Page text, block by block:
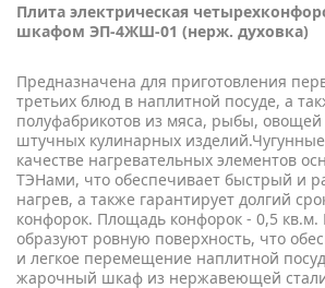
Плита электрическая
шкафом ЭП-4ЖШ-01 (нерж. духовка)
Предназначена для приготовления
третьих блюд в наплитной посуде, а
полуфабрикотов из мяса, рыбы,
штучных кулинарных
качестве нагревательных элементов
ТЭНами, что обеспечивает быстрый и
нагрев, а также гарантирует долгий
конфорок. Площадь конфорок - 0,5 кв.м.
образуют ровную поверхность, что
и легкое перемещение наплитной
жарочный шкаф из нержавеющей